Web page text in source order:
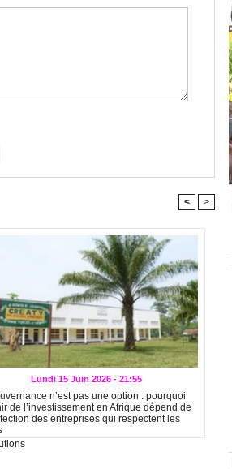
< >
Lundi 15 Juin 2026 - 21:55
n’est pas une option : pourquoi
de l’investissement en Afrique dépend de
des entreprises qui respectent les